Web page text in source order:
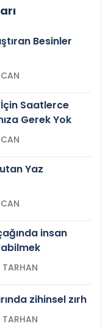
Besinler
Saatlerce
Gerek Yok
Yaz
insan
Prof.Dr. Nevzat TARHAN
zihinsel zırh
Prof.Dr. Nevzat TARHAN